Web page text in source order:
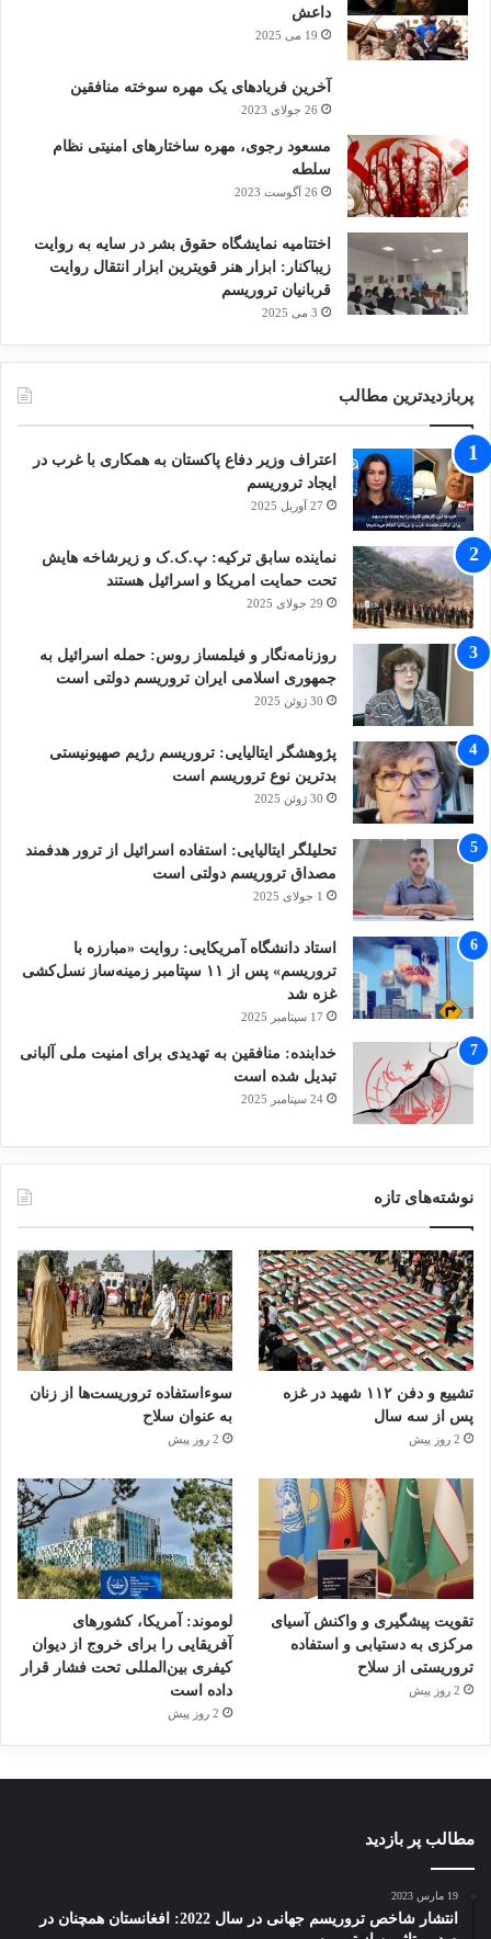
داعش
19 می 2025
آخرین فریادهای یک مهره سوخته منافقین
26 جولای 2023
مسعود رجوی، مهره ساختارهای امنیتی نظام
سلطه
26 آگوست 2023
اختتامیه نمایشگاه حقوق بشر در سایه به روایت
زیباکنار: ابزار هنر قویترین ابزار انتقال روایت
قربانیان تروریسم
3 می 2025
پربازدیدترین مطالب
اعتراف وزیر دفاع پاکستان به همکاری با غرب در
ایجاد تروریسم
27 آوریل 2025
نماینده سابق ترکیه: پ.ک.ک و زیرشاخه هایش
تحت حمایت امریکا و اسرائیل هستند
29 جولای 2025
روزنامه‌نگار و فیلمساز روس: حمله اسرائیل به
جمهوری اسلامی ایران تروریسم دولتی است
30 ژوئن 2025
پژوهشگر ایتالیایی: تروریسم رژیم صهیونیستی
بدترین نوع تروریسم است
30 ژوئن 2025
تحلیلگر ایتالیایی: استفاده اسرائیل از ترور هدفمند
مصداق تروریسم دولتی است
1 جولای 2025
استاد دانشگاه آمریکایی: روایت «مبارزه با
تروریسم» پس از ۱۱ سپتامبر زمینه‌ساز نسل‌کشی
غزه شد
17 سپتامبر 2025
خدابنده: منافقین به تهدیدی برای امنیت ملی آلبانی
تبدیل شده است
24 سپتامبر 2025
نوشته‌های تازه
تشییع و دفن ۱۱۲ شهید در غزه
پس از سه سال
2 روز پیش
سوءاستفاده تروریست‌ها از زنان
به عنوان سلاح
2 روز پیش
تقویت پیشگیری و واکنش آسیای
مرکزی به دستیابی و استفاده
تروریستی از سلاح
2 روز پیش
لوموند: آمریکا، کشورهای
آفریقایی را برای خروج از دیوان
کیفری بین‌المللی تحت فشار قرار
داده است
2 روز پیش
مطالب پر بازدید
19 مارس 2023
انتشار شاخص تروریسم جهانی در سال 2022: افغانستان همچنان در